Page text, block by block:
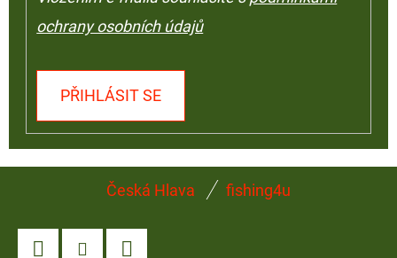
ochrany osobních údajů
PŘIHLÁSIT SE
Česká Hlava fishing4u